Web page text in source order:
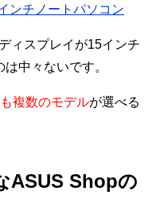
ンチノートパソコン
ィスプレイが15インチ
中々ないです。
複数のモデルが選べる
ASUS Shopの